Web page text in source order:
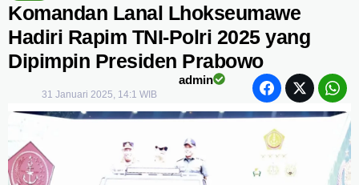
Komandan Lanal Lhokseumawe
Hadiri Rapim TNI-Polri 2025 yang
Dipimpin Presiden Prabowo
admin
31 Januari 2025, 14:1 WIB